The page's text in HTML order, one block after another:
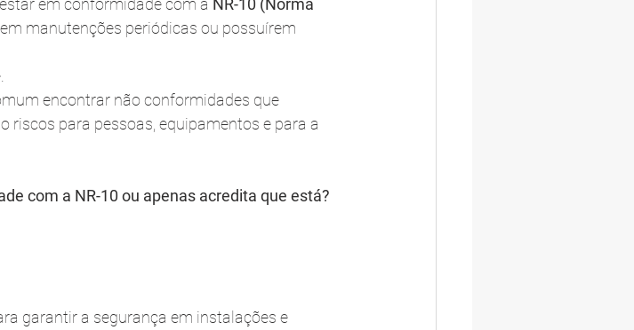
em conformidade com a NR-10 (Norma
manutenções periódicas ou possuírem
encontrar não conformidades que
riscos para pessoas, equipamentos e para a
com a NR-10 ou apenas acredita que está?
garantir a segurança em instalações e